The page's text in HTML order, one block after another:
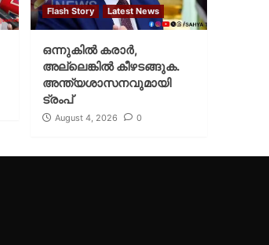
Flash Story Latest News
ഒന്നുകില്‍ കരാര്‍,
അല്ലെങ്കില്‍ കീഴടങ്ങുക.
അന്ത്യശാസനവുമായി
ട്രംപ്
August 4, 2026 0